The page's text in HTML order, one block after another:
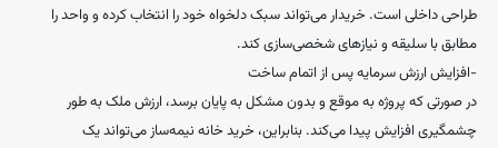
طراحی داخلی است. خریدار می‌تواند سبک دلخواه خود را انتخاب کرده و واحد را
مطابق با سلیقه و نیازهای شخصی‌سازی کند.
-افزایش ارزش سرمایه پس از اتمام ساخت
در صورتی که پروژه به موقع و بدون مشکل به پایان برسد، ارزش ملک به طور
چشمگیری افزایش پیدا می‌کند. بنابراین، خرید خانه نیمه‌ساز می‌تواند یک